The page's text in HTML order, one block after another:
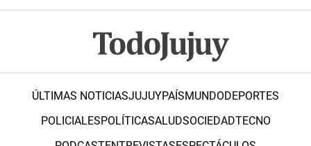
ÚLTIMAS NOTICIASJUJUYPAÍSMUNDODEPORTES
POLICIALESPOLÍTICASALUDSOCIEDADTECNO